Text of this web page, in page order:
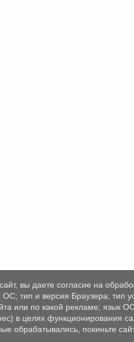
вы даете согласие на
тип и версия Браузера; тип
или по какой рекламе; язык
в целях функционирования
обрабатывались, покиньте